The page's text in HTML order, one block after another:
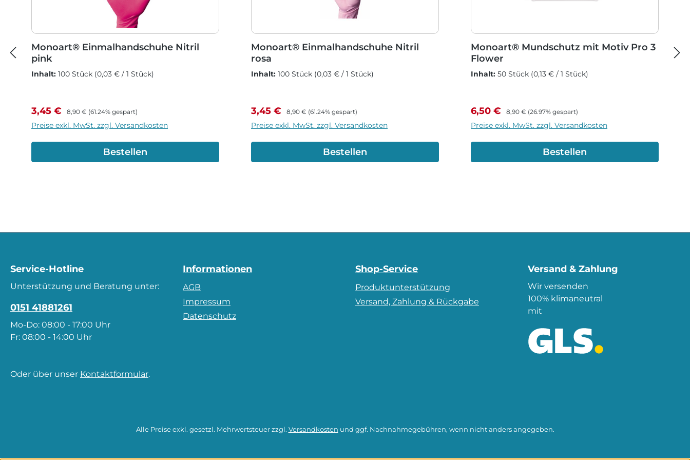
Monoart® Einmalhandschuhe Nitril
pink
Inhalt: 100 Stück (0,03 € / 1 Stück)
Verkaufspreis:
3,45 € Regulärer Preis:
8,90 € (61.24% gespart)
Preise exkl. MwSt. zzgl. Versandkosten
Bestellen
Monoart® Einmalhandschuhe Nitril
rosa
Inhalt: 100 Stück (0,03 € / 1 Stück)
Verkaufspreis:
3,45 € Regulärer Preis:
8,90 € (61.24% gespart)
Preise exkl. MwSt. zzgl. Versandkosten
Bestellen
Monoart® Mundschutz mit Motiv Pro 3
Flower
Inhalt: 50 Stück (0,13 € / 1 Stück)
Verkaufspreis:
6,50 € Regulärer Preis:
8,90 € (26.97% gespart)
Preise exkl. MwSt. zzgl. Versandkosten
Bestellen
Service-Hotline
Unterstützung und Beratung unter:
0151 41881261
Mo-Do: 08:00 - 17:00 Uhr
Fr: 08:00 - 14:00 Uhr
Oder über unser Kontaktformular.
Informationen
AGB
Impressum
Datenschutz
Shop-Service
Produktunterstützung
Versand, Zahlung & Rückgabe
Versand & Zahlung
Wir versenden
100% klimaneutral
mit
Alle Preise exkl. gesetzl. Mehrwertsteuer zzgl. Versandkosten und ggf. Nachnahmegebühren, wenn nicht anders angegeben.